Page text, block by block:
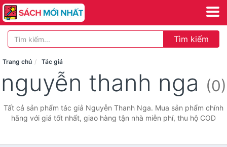
Tìm kiếm
Trang chủ Tác giả
nguyễn thanh nga (0)
Tất cả sản phẩm tác giả Nguyễn Thanh Nga. Mua sản phẩm chính
hãng với giá tốt nhất, giao hàng tận nhà miễn phí, thu hộ COD